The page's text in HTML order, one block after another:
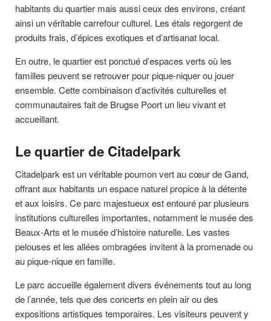
habitants du quartier mais aussi ceux des environs, créant
ainsi un véritable carrefour culturel. Les étals regorgent de
produits frais, d’épices exotiques et d’artisanat local.
En outre, le quartier est ponctué d’espaces verts où les
familles peuvent se retrouver pour pique-niquer ou jouer
ensemble. Cette combinaison d’activités culturelles et
communautaires fait de Brugse Poort un lieu vivant et
accueillant.
Le quartier de Citadelpark
Citadelpark est un véritable poumon vert au cœur de Gand,
offrant aux habitants un espace naturel propice à la détente
et aux loisirs. Ce parc majestueux est entouré par plusieurs
institutions culturelles importantes, notamment le musée des
Beaux-Arts et le musée d’histoire naturelle. Les vastes
pelouses et les allées ombragées invitent à la promenade ou
au pique-nique en famille.
Le parc accueille également divers événements tout au long
de l’année, tels que des concerts en plein air ou des
expositions artistiques temporaires. Les visiteurs peuvent y